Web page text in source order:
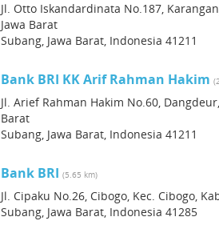
Jl. Otto Iskandardinata No.187,
Jawa Barat
Subang, Jawa Barat, Indonesia 41211
Bank BRI KK Arif Rahman Hakim
Jl. Arief Rahman Hakim No.60,
Barat
Subang, Jawa Barat, Indonesia 41211
Bank BRI (5.65 km)
Jl. Cipaku No.26, Cibogo, Kec. Cibogo,
Subang, Jawa Barat, Indonesia 41285